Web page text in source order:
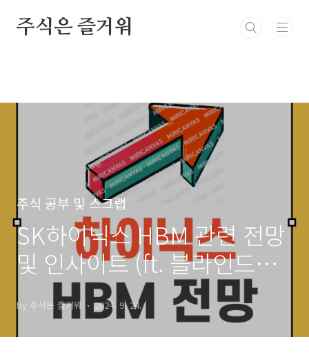
주식은 즐거워
주식 공부 및 스크랩
SK하이닉스 HBM 관련 전망
및 인사이트 (ft. 블라인드
liptonice님)
by 주식은 즐거워 2024. 9. 24.